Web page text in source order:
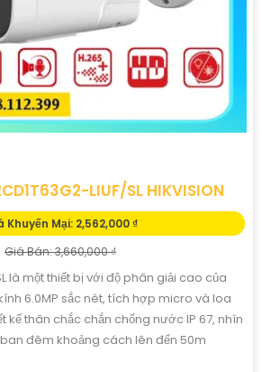
LIUF/SL HIKVISION
Khuyến Mại: 2,562,000 ₫
Giá Bán: 3,660,000 ₫
là một thiết bị với độ phân giải cao của
6.0MP sắc nét, tích hợp micro và loa
kế thân chắc chắn chống nước IP 67, nhìn
đêm khoảng cách lên đến 50m